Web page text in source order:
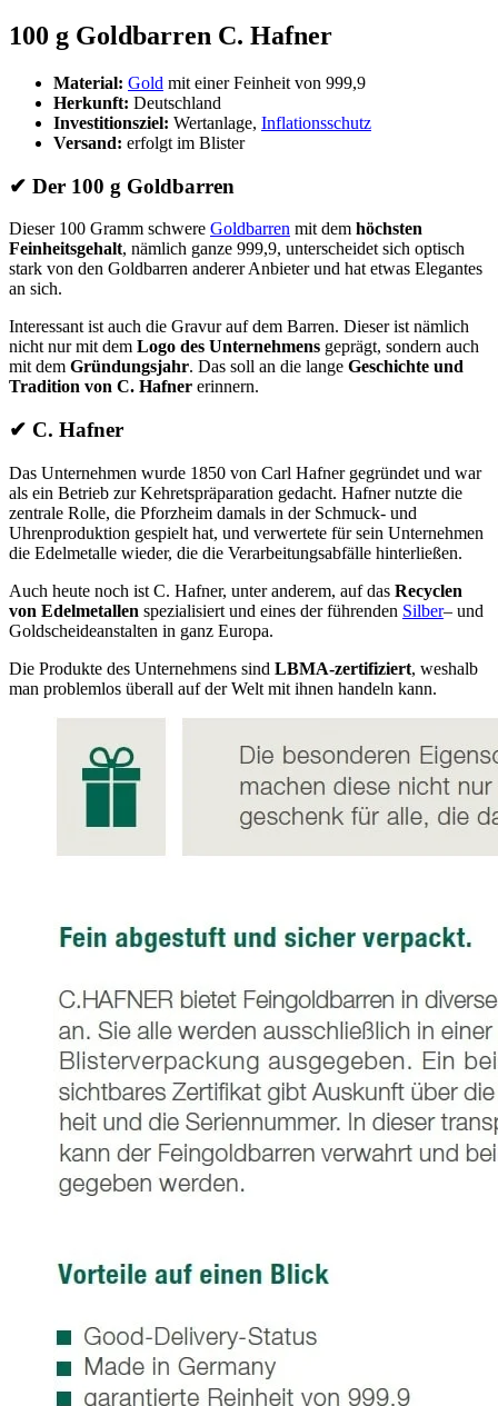
100 g Goldbarren C. Hafner
Material: Gold mit einer Feinheit von 999,9
Herkunft: Deutschland
Investitionsziel: Wertanlage, Inflationsschutz
Versand: erfolgt im Blister
✔ Der 100 g Goldbarren
Dieser 100 Gramm schwere Goldbarren mit dem höchsten
Feinheitsgehalt, nämlich ganze 999,9, unterscheidet sich optisch
stark von den Goldbarren anderer Anbieter und hat etwas Elegantes
an sich.
Interessant ist auch die Gravur auf dem Barren. Dieser ist nämlich
nicht nur mit dem Logo des Unternehmens geprägt, sondern auch
mit dem Gründungsjahr. Das soll an die lange Geschichte und
Tradition von C. Hafner erinnern.
✔ C. Hafner
Das Unternehmen wurde 1850 von Carl Hafner gegründet und war
als ein Betrieb zur Kehretspräparation gedacht. Hafner nutzte die
zentrale Rolle, die Pforzheim damals in der Schmuck- und
Uhrenproduktion gespielt hat, und verwertete für sein Unternehmen
die Edelmetalle wieder, die die Verarbeitungsabfälle hinterließen.
Auch heute noch ist C. Hafner, unter anderem, auf das Recyclen
von Edelmetallen spezialisiert und eines der führenden Silber– und
Goldscheideanstalten in ganz Europa.
Die Produkte des Unternehmens sind LBMA-zertifiziert, weshalb
man problemlos überall auf der Welt mit ihnen handeln kann.